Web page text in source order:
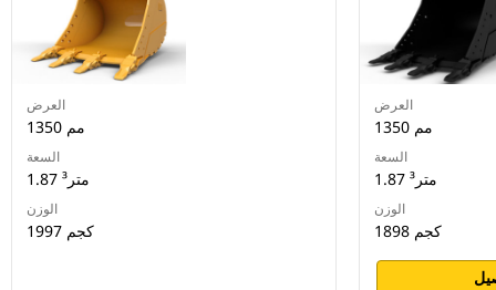
العرض
1350 مم
السعة
1.87 متر³
الوزن
1997 كجم
العرض
1350 مم
السعة
1.87 متر³
الوزن
1898 كجم